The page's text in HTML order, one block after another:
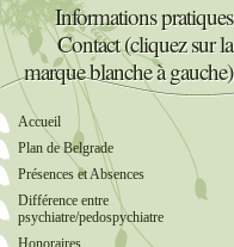
Informations pratiques
Contact (cliquez sur la
marque blanche à gauche)
Accueil
Plan de Belgrade
Présences et Absences
Différence entre
psychiatre/pedospychiatre
Honoraires